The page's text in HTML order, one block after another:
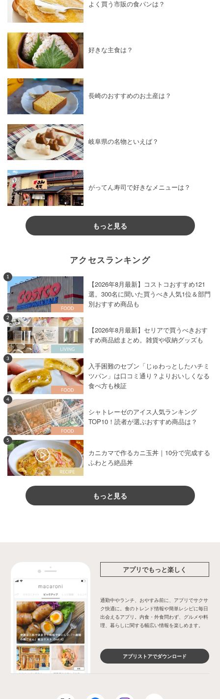
よく買う市販の食パンは？
好きな主食は？
長崎のおすすめのお土産は？
岐阜県の名物といえば？
がってん寿司で好きなメニューは？
もっと見る
アクセスランキング
1
【2026年8月最新】コストコおすすめ121
選。300名に聞いた買うべき人気1位＆部門
別おすすめ商品も
2
【2026年8月最新】セリアで買うべきおす
すめ商品総まとめ。雑貨や収納グッズも
3
入手困難のセブン「じゅわっとしたハチミ
ツパン」は口コミ通り？よりおいしくなる
食べ方も検証
4
シャトレーゼのアイス人気ランキング
TOP10！読者が選ぶおすすめ商品は？
5
カニカマで作るカニ玉丼｜10分で完成する
ふわとろ絶品丼
もっと見る
アプリでもっと楽しく
通勤中やランチ、おやすみ前に、アプリでサクサ
ク快適に。食のトレンド情報や簡単レシピに毎日
出会えるアプリ。内食・外食問わず、グルメや料
理、暮らしに関する幅広い情報を楽しめます。
アプリストアでダウンロード